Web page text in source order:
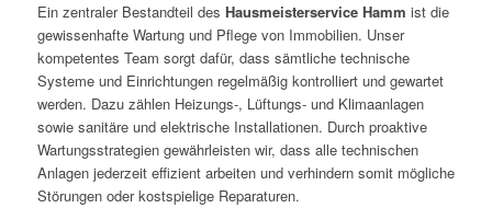
Ein zentraler Bestandteil des Hausmeisterservice Hamm ist die
gewissenhafte Wartung und Pflege von Immobilien. Unser
kompetentes Team sorgt dafür, dass sämtliche technische
Systeme und Einrichtungen regelmäßig kontrolliert und gewartet
werden. Dazu zählen Heizungs-, Lüftungs- und Klimaanlagen
sowie sanitäre und elektrische Installationen. Durch proaktive
Wartungsstrategien gewährleisten wir, dass alle technischen
Anlagen jederzeit effizient arbeiten und verhindern somit mögliche
Störungen oder kostspielige Reparaturen.